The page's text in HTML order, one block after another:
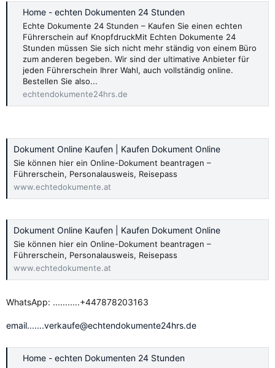
Home - echten Dokumenten 24 Stunden
Echte Dokumente 24 Stunden – Kaufen Sie einen echten
Führerschein auf KnopfdruckMit Echten Dokumente 24
Stunden müssen Sie sich nicht mehr ständig von einem Büro
zum anderen begeben. Wir sind der ultimative Anbieter für
jeden Führerschein Ihrer Wahl, auch vollständig online.
Bestellen Sie also...
echtendokumente24hrs.de
Dokument Online Kaufen | Kaufen Dokument Online
Sie können hier ein Online-Dokument beantragen –
Führerschein, Personalausweis, Reisepass
www.echtedokumente.at
Dokument Online Kaufen | Kaufen Dokument Online
Sie können hier ein Online-Dokument beantragen –
Führerschein, Personalausweis, Reisepass
www.echtedokumente.at
WhatsApp: ...........+447878203163
email.......verkaufe@echtendokumente24hrs.de
Home - echten Dokumenten 24 Stunden